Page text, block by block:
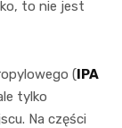
to nie jest
(IPA
tylko
Na części